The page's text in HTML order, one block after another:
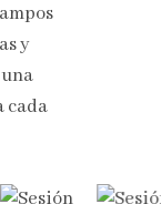
y
cada